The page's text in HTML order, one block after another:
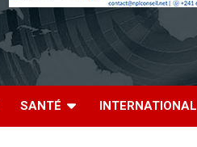
SANTÉ INTERNATIONAL